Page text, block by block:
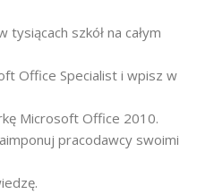
szkół na całym
Office Specialist i wpisz w
Microsoft Office 2010.
pracodawcy swoimi